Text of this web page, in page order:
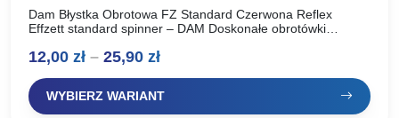
Dam Błystka Obrotowa FZ Standard Czerwona Reflex
Effzett standard spinner – DAM Doskonałe obrotówki
wędkarzy. Idealnie pracują w wodzie, skuteczne…
12,00 zł – 25,90 złZakres
cen:
od
WYBIERZ WARIANT